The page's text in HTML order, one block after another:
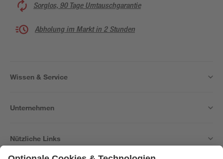
Sorglos, 90 Tage Umtauschgarantie
Abholung im Markt in 2 Stunden
Wissen & Service
Unternehmen
Nützliche Links